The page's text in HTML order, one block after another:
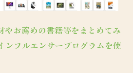
やお薦めの書籍等をまとめてみ
ンフルエンサープログラムを使